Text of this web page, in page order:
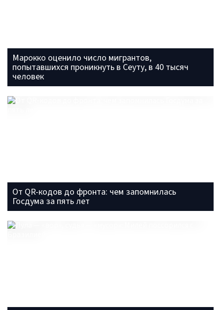
Марокко оценило число мигрантов,
попытавшихся проникнуть в Сеуту, в 40 тысяч
человек
От QR-кодов до фронта: чем запомнилась
Госдума за пять лет